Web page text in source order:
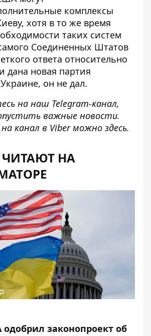
комплексы
хотя в то же время
таких систем
Соединенных Штатов
ответа относительно
дана новая партия
он не дал.
на наш Telegram-канал,
важные новости.
канал в Viber можно здесь.
ЧИТАЮТ НА
законопроект об